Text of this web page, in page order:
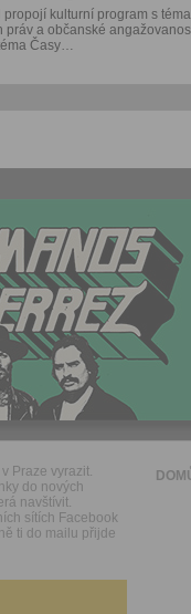
propojí kulturní program s
práv a občanské
Časy…
Praze vyrazit.
do nových
navštívit.
sítích Facebook
ti do mailu přijde